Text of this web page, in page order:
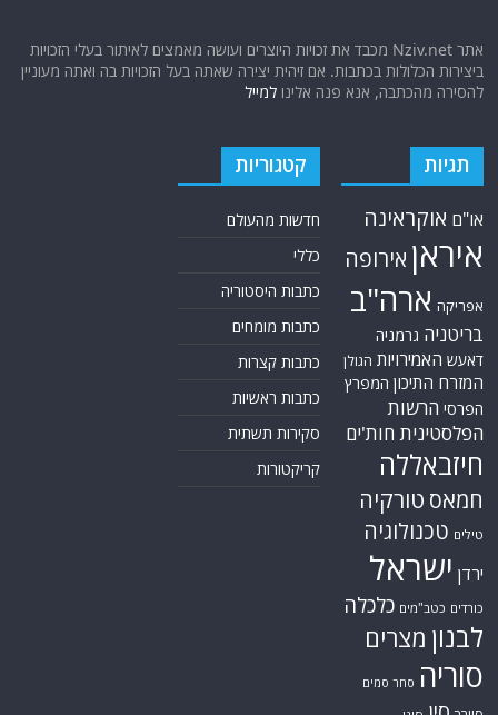
אתר Nziv.net מכבד את זכויות היוצרים ועושה מאמצים לאיתור בעלי הזכויות
ביצירות הכלולות בכתבות. אם זיהית יצירה שאתה בעל הזכויות בה ואתה מעוניין
להסירה מהכתבה, אנא פנה אלינולמייל
תגיות
או"ם אוקראינה
איראן אירופה
אפריקה ארה"ב
בריטניה גרמניה
דאעש האמירויות הגולן
המזרח התיכון המפרץ
הפרסי הרשות
הפלסטינית חות'ים
חיזבאללה
חמאס טורקיה
טילים טכנולוגיה
ירדן ישראל
כורדים כטב"מים כלכלה
לבנון מצרים
סוריה סחר סמים
קטגוריות
חדשות מהעולם
כללי
כתבות היסטוריה
כתבות מומחים
כתבות קצרות
כתבות ראשיות
סקירות תשתית
קריקטורות